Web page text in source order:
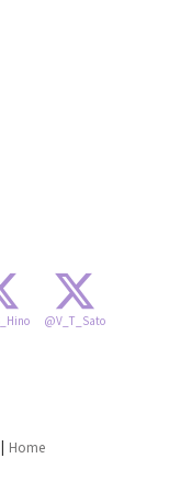
@V_T_Sato
Home